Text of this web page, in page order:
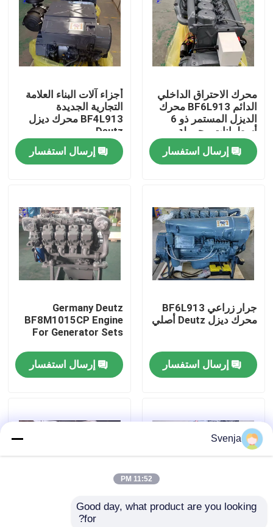
المنتجات
حول بنا
ضبط الجودة
اتصل بنا
محرك Deutz
محرك الاحتراق الداخلي
الدائم BF6L913 محرك
الديزل المستمر ذو 6
أسطوانات محمولة
بالتوربوكولر ومبردة
بالهواء لمعدات التعدين
إرسال استفسار
أجزاء آلات البناء العلامة
التجارية الجديدة
BF4L913 محرك ديزل
Deutz
إرسال استفسار
جرار زراعي BF6L913
محرك ديزل Deutz أصلي
إرسال استفسار
Germany Deutz
BF8M1015CP Engine
For Generator Sets
إرسال استفسار
Original Restored
Svenja
11:52 PM
Good day, what product are you looking
for?